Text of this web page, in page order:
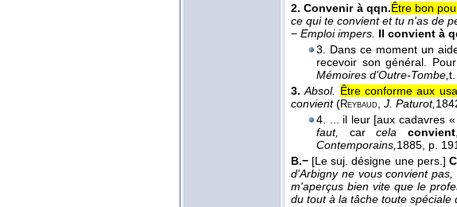
2. Convenir à qqn.Être bon
ce qui te convient et tu n'as de
− Emploi impers. Il convient à
3. Dans ce moment un
recevoir son général.
Mémoires d'Outre-Tombe,
3. Absol. Être conforme aux
convient(Reybaud, J. Paturot,
4. ... il leur [aux cadavres
faut, carcela convient
Contemporains,1885, p.
B.− [Le suj. désigne une pers.]
d'Arbigny ne vous convient
m'aperçus bien vite que le
du tout à la tâche toute spéciale